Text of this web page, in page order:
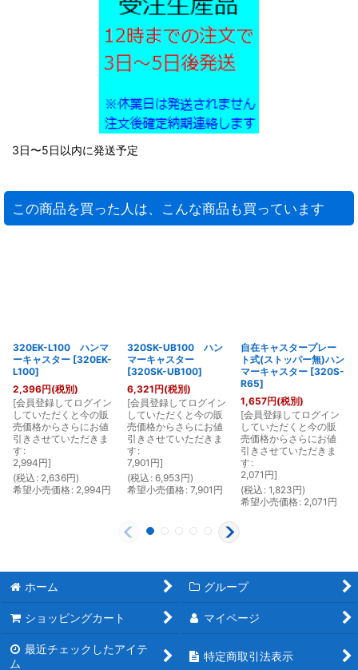
3日〜5日以内に発送予定
この商品を買った人は、こんな商品も買っています
320EK-L100 ハンマ
ーキャスター [320EK-
L100]
2,396円(税別)
[会員登録してログイン
していただくと今の販
売価格からさらにお値
引きさせていただきま
す :
2,994円]
(税込 : 2,636円)
希望小売価格: 2,994円
320SK-UB100 ハン
マーキャスター
[320SK-UB100]
6,321円(税別)
[会員登録してログイン
していただくと今の販
売価格からさらにお値
引きさせていただきま
す :
7,901 円]
(税込 : 6,953円)
希望小売価格: 7,901 円
自在キャスタープレー
ト式(ストッパー無)ハン
マーキャスター [320S-
R65]
1,657円(税別)
[会員登録してログイン
していただくと今の販
売価格からさらにお値
引きさせていただきま
す :
2,071 円]
(税込 : 1,823円)
希望小売価格: 2,071 円
ホーム グループ
ショッピングカート マイページ
最近チェックしたアイテ
ム
特定商取引法表示